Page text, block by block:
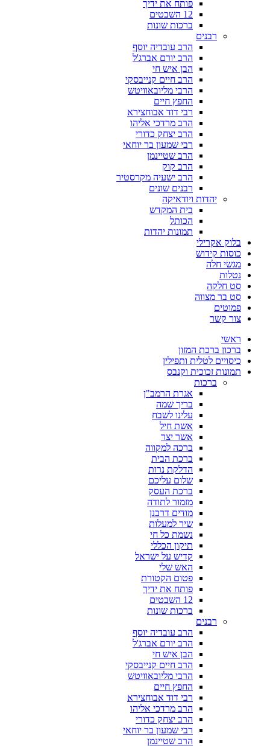
פותח את ידיך
12 השבטים
ברכות שונות
רבנים
הרב עובדיה יוסף
הרב יורם אברג'ל
הבן איש חי
הרב חיים קנייבסקי
הרבי מליובאוויטש
החפץ חיים
רבי דוד אבוחצירא
הרב מרדכי אליהו
הרב יצחק כדורי
רבי שמעון בר יוחאי
הרב שטיינמן
הרב קוק
הרב ישעיה מקרסטיר
רבנים שונים
יהדות ויודאיקה
בית המקדש
הכותל
תמונות יהדות
בלוק אקרילי
כוסות קידוש
מגשי חלה
נטלות
סט חלקה
סט בר מצווה
פמוטים
צור קשר
ראשי
ברכון ברכת המזון
כיסויים לטלית ותפילין
תמונות זכוכית וקנבס
ברכות
אגרת הרמב"ן
בריך שמה
עלינו לשבח
אשת חיל
אשר יצר
ברכה למקווה
ברכת הבית
הדלקת נרות
שלום עליכם
ברכת העסק
מזמור לתודה
מודים דרבנן
שיר למעלות
נשמת כל חי
תיקון הכללי
קדיש על ישראל
האש שלי
פטום הקטורת
פותח את ידיך
12 השבטים
ברכות שונות
רבנים
הרב עובדיה יוסף
הרב יורם אברג'ל
הבן איש חי
הרב חיים קנייבסקי
הרבי מליובאוויטש
החפץ חיים
רבי דוד אבוחצירא
הרב מרדכי אליהו
הרב יצחק כדורי
רבי שמעון בר יוחאי
הרב שטיינמן